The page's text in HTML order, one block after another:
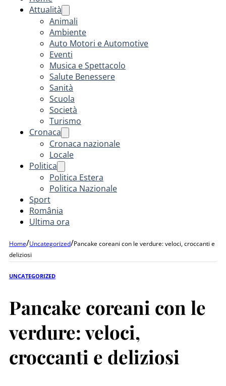
Attualità
Animali
Ambiente
Auto Motori e Automotive
Eventi
Musica e Spettacolo
Salute Benessere
Sanità
Scuola
Società
Turismo
Cronaca
Cronaca nazionale
Locale
Politica
Politica Estera
Politica Nazionale
Sport
România
Ultima ora
Home/Uncategorized/Pancake coreani con le verdure: veloci, croccanti e
deliziosi
UNCATEGORIZED
Pancake coreani con le
verdure: veloci,
croccanti e deliziosi